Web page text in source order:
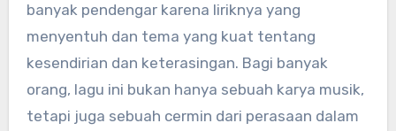
banyak pendengar karena liriknya yang
menyentuh dan tema yang kuat tentang
kesendirian dan keterasingan. Bagi banyak
orang, lagu ini bukan hanya sebuah karya musik,
tetapi juga sebuah cermin dari perasaan dalam